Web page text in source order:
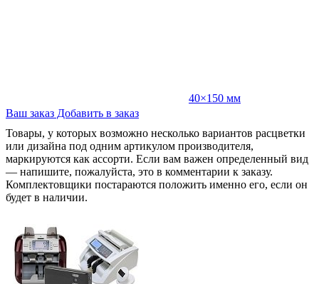
40×150 мм
Ваш заказ Добавить в заказ
Товары, у которых возможно несколько вариантов расцветки
или дизайна под одним артикулом производителя,
маркируются как ассорти. Если вам важен определенный вид
— напишите, пожалуйста, это в комментарии к заказу.
Комплектовщики постараются положить именно его, если он
будет в наличии.